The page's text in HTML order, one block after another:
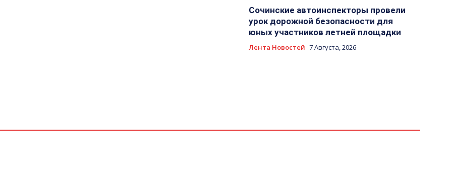
Сочинские автоинспекторы провели
урок дорожной безопасности для
юных участников летней площадки
Лента Новостей 7 Августа, 2026